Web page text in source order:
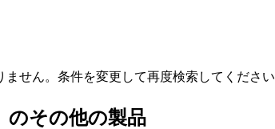
せん。条件を変更して再度検索してください
のその他の製品